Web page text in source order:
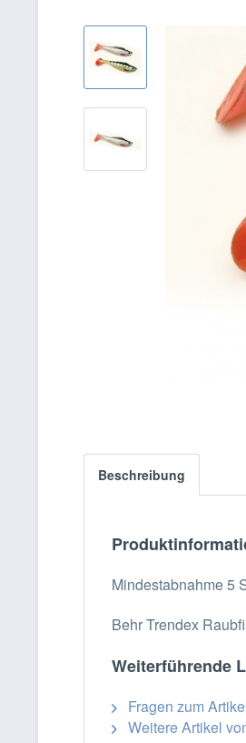
Beschreibung
Mindestabnahme 5
Behr Trendex
Weiterführende
Fragen zum
Weitere Artikel